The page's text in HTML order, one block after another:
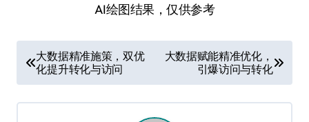
AI绘图结果，仅供参考
章
导
大数据精准施策，双优
化提升转化与访问
大数据赋能精准优化，
引爆访问与转化